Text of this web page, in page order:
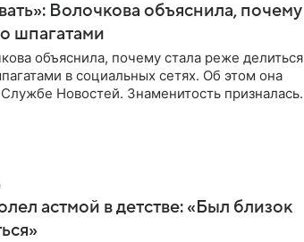
Волочкова объяснила, почему
шпагатами
объяснила, почему стала реже делиться
в социальных сетях. Об этом она
Новостей. Знаменитость призналась,
астмой в детстве: «Был близок